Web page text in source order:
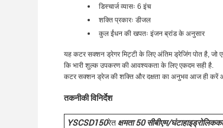
डिस्चार्ज व्यासः 6 इंच
शक्ति प्रकारः डीजल
कुल ईंधन की खपतः इंजन ब्रांड के अनुसार
यह कटर सक्शन ड्रेगर मिट्टी के लिए अंतिम ड्रेजिंग पोत है, जो
कि भारी शुल्क उपकरण की आवश्यकता के लिए एकदम सही है.
कटर सक्शन ड्रेज की शक्ति और दक्षता का अनुभव आज ही करें
तकनीकी विनिर्देश
YSCSD150रेत क्षमता 50 सीबीएम/घंटाहाइड्रोलिक